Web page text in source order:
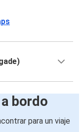
bordo
para un viaje